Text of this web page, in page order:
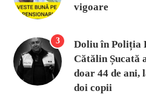
vigoare
3
Doliu în Poliția
Cătălin Șucată
doar 44 de ani,
doi copii